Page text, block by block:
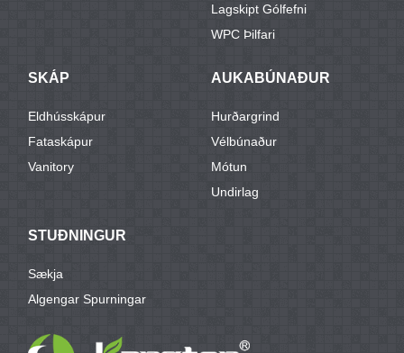
Lagskipt Gólfefni
WPC Þilfari
SKÁP
Eldhússkápur
Fataskápur
Vanitory
AUKABÚNAÐUR
Hurðargrind
Vélbúnaður
Mótun
Undirlag
STUÐNINGUR
Sækja
Algengar Spurningar